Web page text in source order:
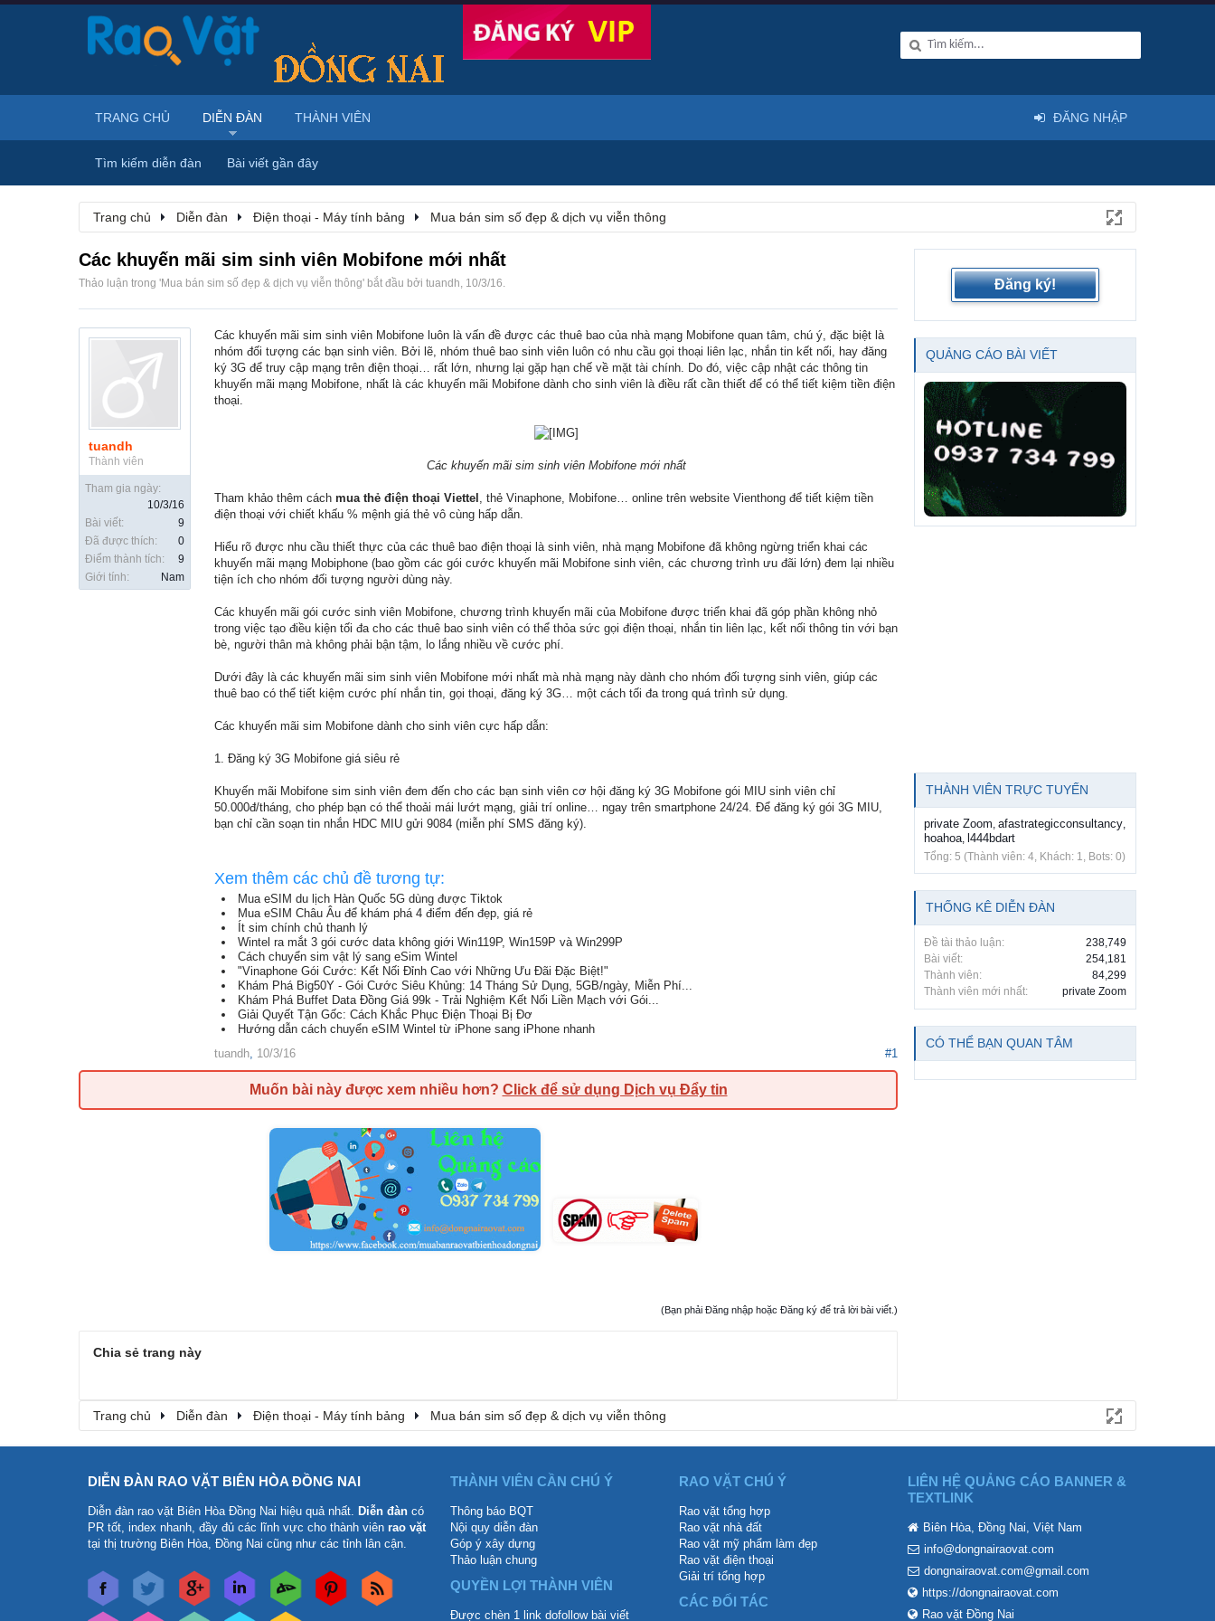
Trang chủ Diễn đàn Điện thoại - Máy tính bảng Mua bán sim số đẹp & dịch vụ viễn thông
Các khuyến mãi sim sinh viên Mobifone mới nhất
Thảo luận trong 'Mua bán sim số đẹp & dịch vụ viễn thông' bắt đầu bởi tuandh, 10/3/16.
tuandh
Thành viên
Tham gia ngày:
10/3/16
Bài viết:
9
Đã được thích:
0
Điểm thành tích:
9
Giới tính:
Nam
Các khuyến mãi sim sinh viên Mobifone luôn là vấn đề được các thuê bao của nhà mạng Mobifone quan tâm, chú ý, đặc biệt là
nhóm đối tượng các bạn sinh viên. Bởi lẽ, nhóm thuê bao sinh viên luôn có nhu cầu gọi thoại liên lạc, nhắn tin kết nối, hay đăng
ký 3G để truy cập mạng trên điện thoại… rất lớn, nhưng lại gặp hạn chế về mặt tài chính. Do đó, việc cập nhật các thông tin
khuyến mãi mạng Mobifone, nhất là các khuyến mãi Mobifone dành cho sinh viên là điều rất cần thiết để có thể tiết kiệm tiền điện
thoại.
Các khuyến mãi sim sinh viên Mobifone mới nhất
Tham khảo thêm cách mua thẻ điện thoại Viettel , thẻ Vinaphone, Mobifone… online trên website Vienthong để tiết kiệm tiền
điện thoại với chiết khấu % mệnh giá thẻ vô cùng hấp dẫn.
Hiểu rõ được nhu cầu thiết thực của các thuê bao điện thoại là sinh viên, nhà mạng Mobifone đã không ngừng triển khai các
khuyến mãi mạng Mobiphone (bao gồm các gói cước khuyến mãi Mobifone sinh viên, các chương trình ưu đãi lớn) đem lại nhiều
tiện ích cho nhóm đối tượng người dùng này.
Các khuyến mãi gói cước sinh viên Mobifone, chương trình khuyến mãi của Mobifone được triển khai đã góp phần không nhỏ
trong việc tạo điều kiện tối đa cho các thuê bao sinh viên có thể thỏa sức gọi điện thoại, nhắn tin liên lạc, kết nối thông tin với bạn
bè, người thân mà không phải bận tậm, lo lắng nhiều về cước phí.
Dưới đây là các khuyến mãi sim sinh viên Mobifone mới nhất mà nhà mạng này dành cho nhóm đối tượng sinh viên, giúp các
thuê bao có thể tiết kiệm cước phí nhắn tin, gọi thoại, đăng ký 3G… một cách tối đa trong quá trình sử dụng.
Các khuyến mãi sim Mobifone dành cho sinh viên cực hấp dẫn:
1. Đăng ký 3G Mobifone giá siêu rẻ
Khuyến mãi Mobifone sim sinh viên đem đến cho các bạn sinh viên cơ hội đăng ký 3G Mobifone gói MIU sinh viên chỉ
50.000đ/tháng, cho phép bạn có thể thoải mái lướt mạng, giải trí online… ngay trên smartphone 24/24. Để đăng ký gói 3G MIU,
bạn chỉ cần soạn tin nhắn HDC MIU gửi 9084 (miễn phí SMS đăng ký).
Xem thêm các chủ đề tương tự:
Mua eSIM du lịch Hàn Quốc 5G dùng được Tiktok
Mua eSIM Châu Âu để khám phá 4 điểm đến đẹp, giá rẻ
Ít sim chính chủ thanh lý
Wintel ra mắt 3 gói cước data không giới Win119P, Win159P và Win299P
Cách chuyển sim vật lý sang eSim Wintel
"Vinaphone Gói Cước: Kết Nối Đỉnh Cao với Những Ưu Đãi Đặc Biệt!"
Khám Phá Big50Y - Gói Cước Siêu Khủng: 14 Tháng Sử Dụng, 5GB/ngày, Miễn Phí...
Khám Phá Buffet Data Đồng Giá 99k - Trải Nghiệm Kết Nối Liền Mạch với Gói...
Giải Quyết Tận Gốc: Cách Khắc Phục Điện Thoại Bị Đơ
Hướng dẫn cách chuyển eSIM Wintel từ iPhone sang iPhone nhanh
tuandh, 10/3/16 #1
Muốn bài này được xem nhiều hơn? Click để sử dụng Dịch vụ Đẩy tin
(Bạn phải Đăng nhập hoặc Đăng ký để trả lời bài viết.)
Chia sẻ trang này
Đăng ký!
QUẢNG CÁO BÀI VIẾT
THÀNH VIÊN TRỰC TUYẾN
private Zoom, afastrategicconsultancy,
hoahoa, l444bdart
Tổng: 5 (Thành viên: 4, Khách: 1, Bots: 0)
THỐNG KÊ DIỄN ĐÀN
Đề tài thảo luận:
238,749
Bài viết:
254,181
Thành viên:
84,299
Thành viên mới nhất:
private Zoom
CÓ THỂ BẠN QUAN TÂM
Trang chủ Diễn đàn Điện thoại - Máy tính bảng Mua bán sim số đẹp & dịch vụ viễn thông
TRANG CHỦ DIỄN ĐÀN
Tìm kiếm diễn đàn Bài viết gần đây
THÀNH VIÊN ĐĂNG NHẬP
DIỄN ĐÀN RAO VẶT BIÊN HÒA ĐỒNG NAI
Diễn đàn rao vặt Biên Hòa Đồng Nai hiệu quả nhất. Diễn đàn có
PR tốt, index nhanh, đầy đủ các lĩnh vực cho thành viên rao vặt
tại thị trường Biên Hòa, Đồng Nai cũng như các tỉnh lân cận.
THÀNH VIÊN CẦN CHÚ Ý
Thông báo BQT
Nội quy diễn đàn
Góp ý xây dựng
Thảo luận chung
QUYỀN LỢI THÀNH VIÊN
Được chèn 1 link dofollow bài viết
RAO VẶT CHÚ Ý
Rao vặt tổng hợp
Rao vặt nhà đất
Rao vặt mỹ phẩm làm đẹp
Rao vặt điện thoại
Giải trí tổng hợp
CÁC ĐỐI TÁC
LIÊN HỆ QUẢNG CÁO BANNER &
TEXTLINK
Biên Hòa, Đồng Nai, Việt Nam
info@dongnairaovat.com
dongnairaovat.com@gmail.com
https://dongnairaovat.com
Rao vặt Đồng Nai